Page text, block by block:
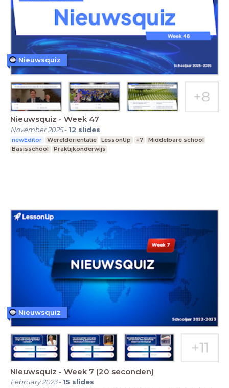
Nieuwsquiz - Week 47
November 2025- 12 slides
newEditor Wereldoriëntatie LessonUp +7
Middelbare school
Basisschool
Praktijkonderwijs
Nieuwsquiz
Nieuwsquiz - Week 7 (20 seconden)
February 2023- 15 slides
Nieuwsquiz